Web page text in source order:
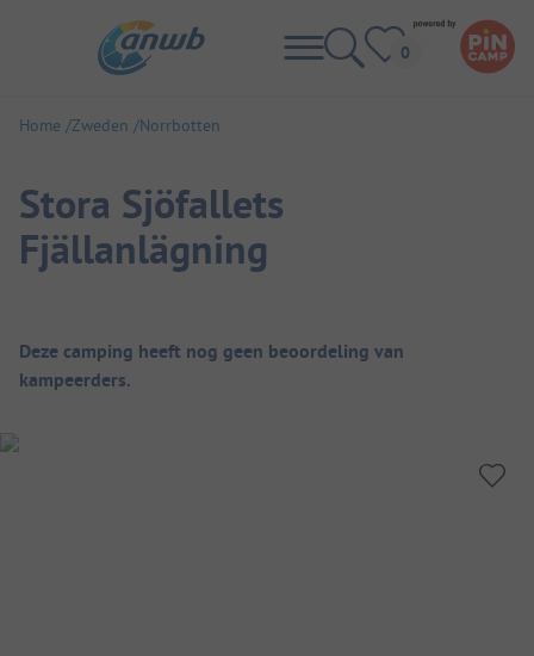
Home Zweden Norrbotten
Stora Sjöfallets
Fjällanlägning
Camping overzicht
Deze camping heeft nog geen beoordeling van
kampeerders.